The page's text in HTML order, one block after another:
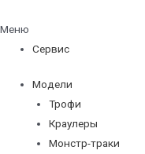
Меню
Сервис
Модели
Трофи
Краулеры
Монстр-траки